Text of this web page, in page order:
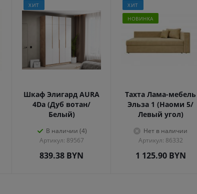
ХИТ
Шкаф Элигард AURA
4Dа (Дуб вотан/
Белый)
В наличии (4)
Артикул: 89567
839.38 BYN
ХИТ
НОВИНКА
Тахта Лама-мебель
Эльза 1 (Наоми 5/
Левый угол)
Нет в наличии
Артикул: 86332
1 125.90BYN